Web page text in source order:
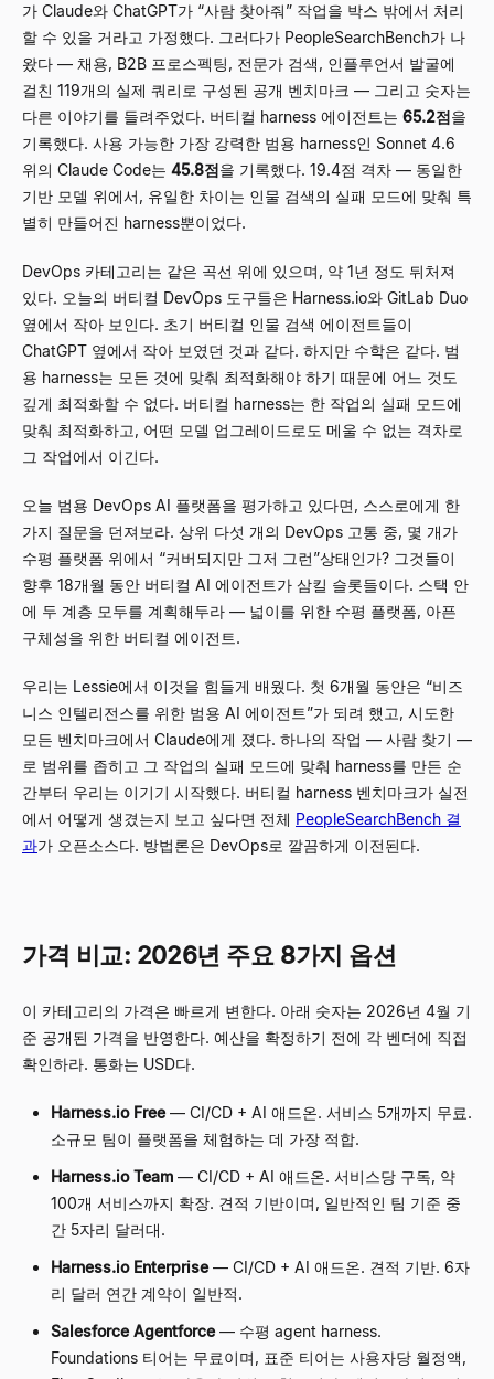
가 Claude와 ChatGPT가 “사람 찾아줘” 작업을 박스 밖에서 처리
할 수 있을 거라고 가정했다. 그러다가 PeopleSearchBench가 나
왔다 — 채용, B2B 프로스펙팅, 전문가 검색, 인플루언서 발굴에
걸친 119개의 실제 쿼리로 구성된 공개 벤치마크 — 그리고 숫자는
다른 이야기를 들려주었다. 버티컬 harness 에이전트는 65.2점을
기록했다. 사용 가능한 가장 강력한 범용 harness인 Sonnet 4.6
위의 Claude Code는 45.8점을 기록했다. 19.4점 격차 — 동일한
기반 모델 위에서, 유일한 차이는 인물 검색의 실패 모드에 맞춰 특
별히 만들어진 harness뿐이었다.
DevOps 카테고리는 같은 곡선 위에 있으며, 약 1년 정도 뒤처져
있다. 오늘의 버티컬 DevOps 도구들은 Harness.io와 GitLab Duo
옆에서 작아 보인다. 초기 버티컬 인물 검색 에이전트들이
ChatGPT 옆에서 작아 보였던 것과 같다. 하지만 수학은 같다. 범
용 harness는 모든 것에 맞춰 최적화해야 하기 때문에 어느 것도
깊게 최적화할 수 없다. 버티컬 harness는 한 작업의 실패 모드에
맞춰 최적화하고, 어떤 모델 업그레이드로도 메울 수 없는 격차로
그 작업에서 이긴다.
오늘 범용 DevOps AI 플랫폼을 평가하고 있다면, 스스로에게 한
가지 질문을 던져보라. 상위 다섯 개의 DevOps 고통 중, 몇 개가
수평 플랫폼 위에서 “커버되지만 그저 그런”상태인가? 그것들이
향후 18개월 동안 버티컬 AI 에이전트가 삼킬 슬롯들이다. 스택 안
에 두 계층 모두를 계획해두라 — 넓이를 위한 수평 플랫폼, 아픈
구체성을 위한 버티컬 에이전트.
우리는 Lessie에서 이것을 힘들게 배웠다. 첫 6개월 동안은 “비즈
니스 인텔리전스를 위한 범용 AI 에이전트”가 되려 했고, 시도한
모든 벤치마크에서 Claude에게 졌다. 하나의 작업 — 사람 찾기 —
로 범위를 좁히고 그 작업의 실패 모드에 맞춰 harness를 만든 순
간부터 우리는 이기기 시작했다. 버티컬 harness 벤치마크가 실전
에서 어떻게 생겼는지 보고 싶다면 전체 PeopleSearchBench 결
과가 오픈소스다. 방법론은 DevOps로 깔끔하게 이전된다.
가격 비교: 2026년 주요 8가지 옵션
이 카테고리의 가격은 빠르게 변한다. 아래 숫자는 2026년 4월 기
준 공개된 가격을 반영한다. 예산을 확정하기 전에 각 벤더에 직접
확인하라. 통화는 USD다.
Harness.io Free — CI/CD + AI 애드온. 서비스 5개까지 무료.
소규모 팀이 플랫폼을 체험하는 데 가장 적합.
Harness.io Team — CI/CD + AI 애드온. 서비스당 구독, 약
100개 서비스까지 확장. 견적 기반이며, 일반적인 팀 기준 중
간 5자리 달러대.
Harness.io Enterprise — CI/CD + AI 애드온. 견적 기반. 6자
리 달러 연간 계약이 일반적.
Salesforce Agentforce — 수평 agent harness.
Foundations 티어는 무료이며, 표준 티어는 사용자당 월정액,